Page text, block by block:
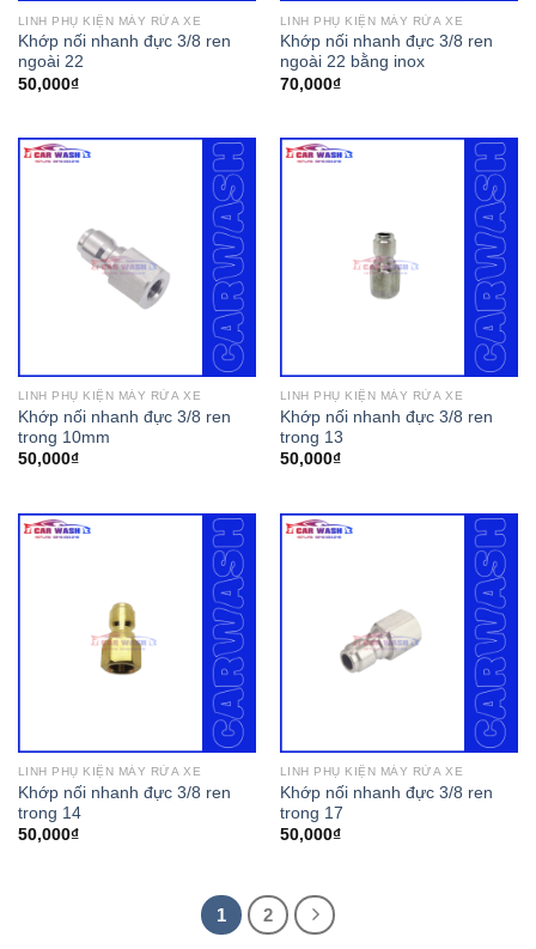
LINH PHỤ KIỆN MÁY RỬA XE
Khớp nối nhanh đực 3/8 ren
ngoài 22
50,000₫
LINH PHỤ KIỆN MÁY RỬA XE
Khớp nối nhanh đực 3/8 ren
ngoài 22 bằng inox
70,000₫
LINH PHỤ KIỆN MÁY RỬA XE
Khớp nối nhanh đực 3/8 ren
trong 10mm
50,000₫
LINH PHỤ KIỆN MÁY RỬA XE
Khớp nối nhanh đực 3/8 ren
trong 13
50,000₫
LINH PHỤ KIỆN MÁY RỬA XE
Khớp nối nhanh đực 3/8 ren
trong 14
50,000₫
LINH PHỤ KIỆN MÁY RỬA XE
Khớp nối nhanh đực 3/8 ren
trong 17
50,000₫
1 2